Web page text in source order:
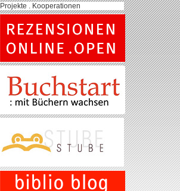
Projekte . Kooperationen